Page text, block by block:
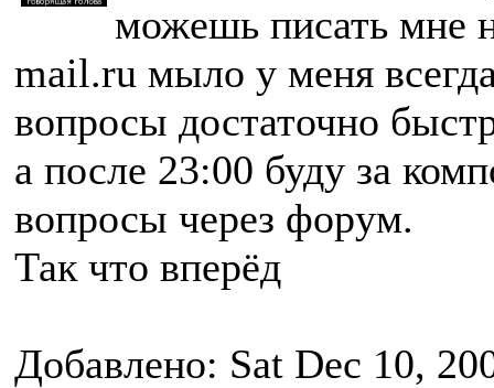
можешь писать мне
mail.ru мыло у меня
вопросы достаточно
а после 23:00 буду за
вопросы через форум.
Так что вперёд
Добавлено: Sat Dec 10,